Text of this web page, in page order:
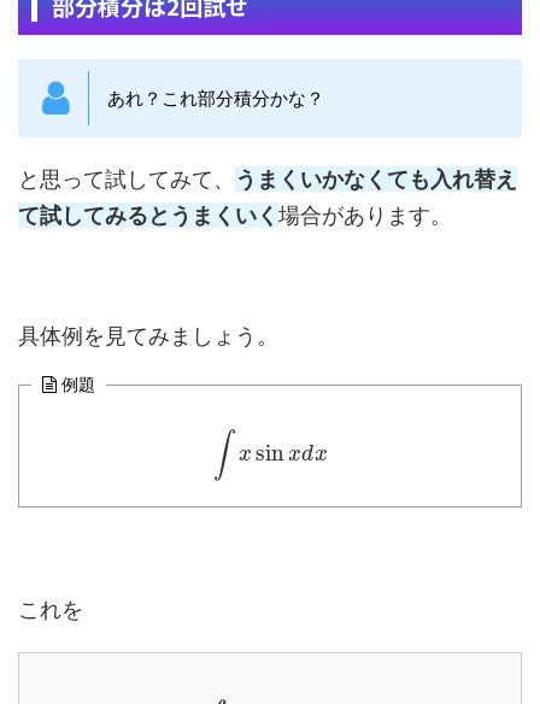
あれ？これ部分積分かな？
と思って試してみて、
うまくいかなくても入れ替え
て試してみるとうまくいく 場合があります。
具体例を見てみましょう。
例題
∫ x sinxdx
これを